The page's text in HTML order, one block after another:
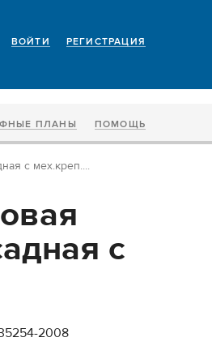
РЕГИСТРАЦИЯ
ВОЙТИ
ПЛАНЫ ПОМОЩЬ
с мех.креп....
с
2008